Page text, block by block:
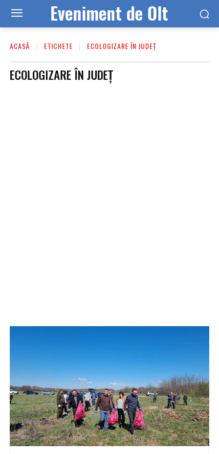
Eveniment de Olt
ACASĂ ETICHETE ECOLOGIZARE ÎN JUDEȚ
ECOLOGIZARE ÎN JUDEȚ